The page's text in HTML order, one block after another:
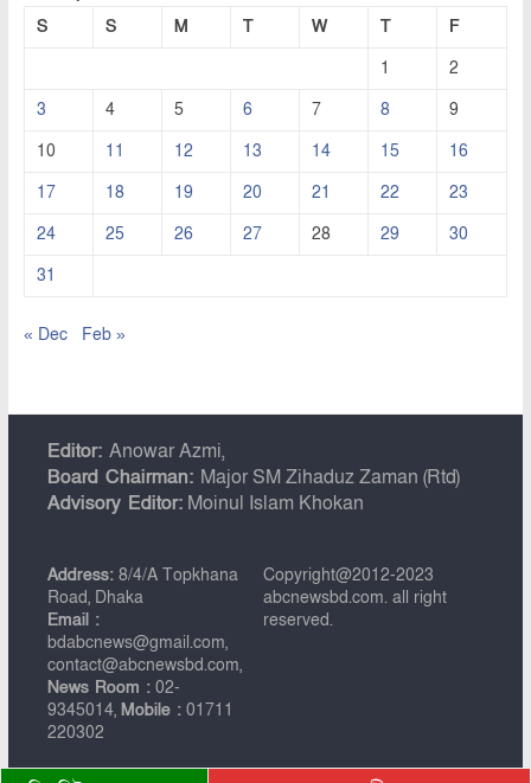
S
S M T W T
F
1
2
3
4 5 6 7 8
9
10
11 12 13 14 15
16
17
18 19 20 21 22
23
24
25 26 27 28 29
30
31
« Dec Feb »
Editor: Anowar Azmi,
Board Chairman: Major SM Zihaduz Zaman (Rtd)
Advisory Editor:Moinul Islam Khokan
Address:8/4/A Topkhana
Road, Dhaka
Email :
bdabcnews@gmail.com,
contact@abcnewsbd.com,
News Room :02-
9345014, Mobile :01711
220302
Copyright@2012-2023
abcnewsbd.com. all right
reserved.